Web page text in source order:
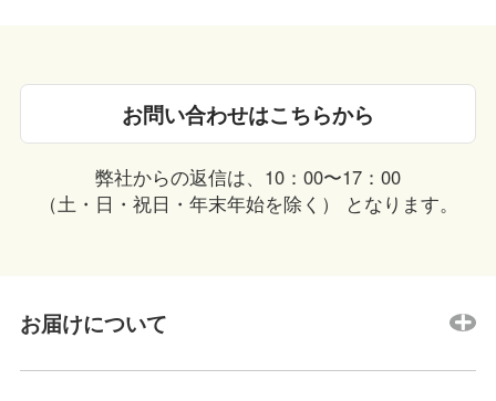
お問い合わせはこちらから
弊社からの返信は、10：00〜17：00
（土・日・祝日・年末年始を除く） となります。
お届けについて